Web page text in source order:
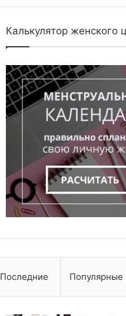
Калькулятор женского
Последние Популярные